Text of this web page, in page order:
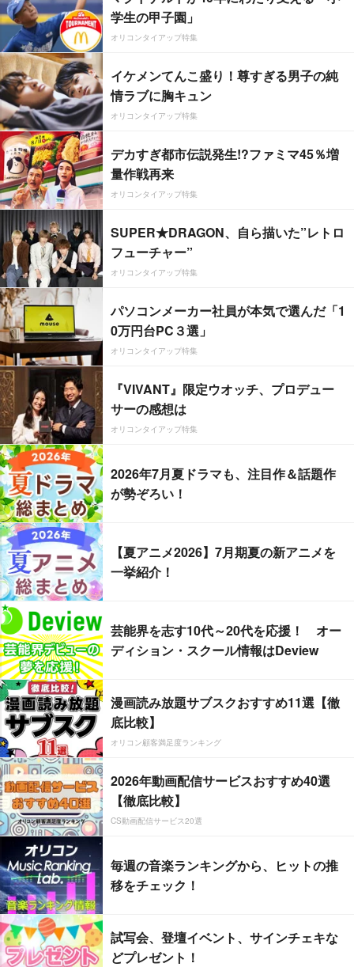
学生の甲子園」
オリコンタイアップ特集
イケメンてんこ盛り！尊すぎる男子の純
情ラブに胸キュン
オリコンタイアップ特集
デカすぎ都市伝説発生!?ファミマ45％増
量作戦再来
オリコンタイアップ特集
SUPER★DRAGON、自ら描いた”レトロ
フューチャー”
オリコンタイアップ特集
パソコンメーカー社員が本気で選んだ「1
0万円台PC３選」
オリコンタイアップ特集
『VIVANT』限定ウオッチ、プロデュー
サーの感想は
オリコンタイアップ特集
2026年7月夏ドラマも、注目作＆話題作
が勢ぞろい！
【夏アニメ2026】7月期夏の新アニメを
一挙紹介！
芸能界を志す10代～20代を応援！ オー
ディション・スクール情報はDeview
漫画読み放題サブスクおすすめ11選【徹
底比較】
オリコン顧客満足度ランキング
2026年動画配信サービスおすすめ40選
【徹底比較】
CS動画配信サービス20選
毎週の音楽ランキングから、ヒットの推
移をチェック！
試写会、登壇イベント、サインチェキな
どプレゼント！